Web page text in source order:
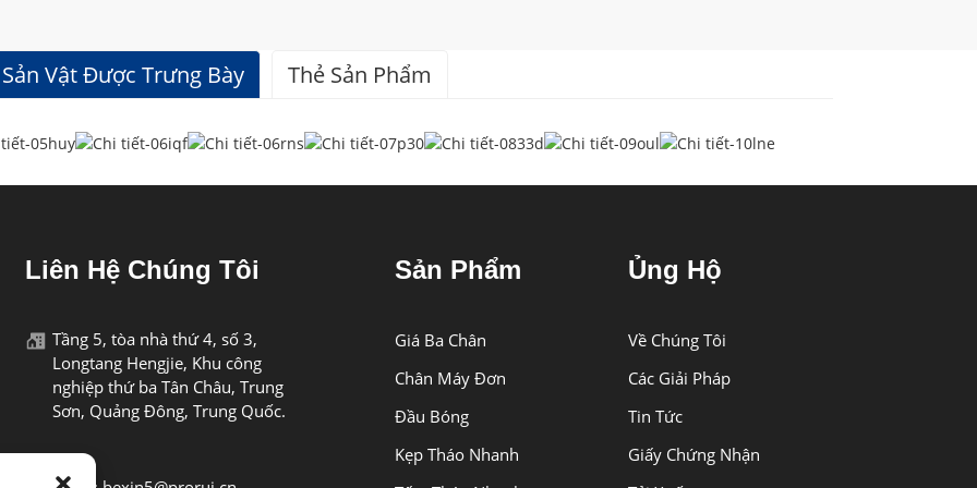
Sản Vật Được Trưng Bày Thẻ Sản Phẩm
Thông Số Kỹ Thuật
Hợp kim kẽm
Manfrotto 324RC2 322RC2327RC2,460MG,468RC,488RC2,484,496RC2,804RC2,728B,
Liên Hệ Chúng Tôi
Tầng 5, tòa nhà thứ 4, số 3,
Longtang Hengjie, Khu công
nghiệp thứ ba Tân Châu, Trung
Sơn, Quảng Đông, Trung Quốc.
Sản Phẩm
Giá Ba Chân
Chân Máy Đơn
Đầu Bóng
Kẹp Tháo Nhanh
Ủng Hộ
Về Chúng Tôi
Các Giải Pháp
Tin Tức
Giấy Chứng Nhận